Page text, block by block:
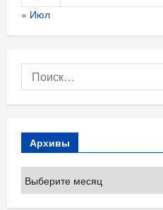
« Июл
Найти:
Архивы